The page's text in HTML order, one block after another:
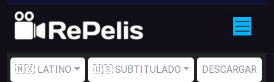
🇲🇽 LATINO 🇺🇸 SUBTITULADO DESCARGAR